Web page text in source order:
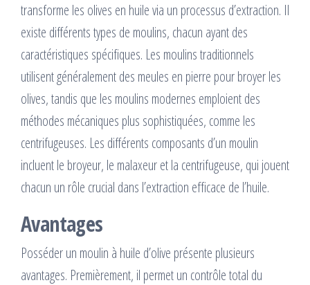
transforme les olives en huile via un processus d’extraction. Il
existe différents types de moulins, chacun ayant des
caractéristiques spécifiques. Les moulins traditionnels
utilisent généralement des meules en pierre pour broyer les
olives, tandis que les moulins modernes emploient des
méthodes mécaniques plus sophistiquées, comme les
centrifugeuses. Les différents composants d’un moulin
incluent le broyeur, le malaxeur et la centrifugeuse, qui jouent
chacun un rôle crucial dans l’extraction efficace de l’huile.
Avantages
Posséder un moulin à huile d’olive présente plusieurs
avantages. Premièrement, il permet un contrôle total du